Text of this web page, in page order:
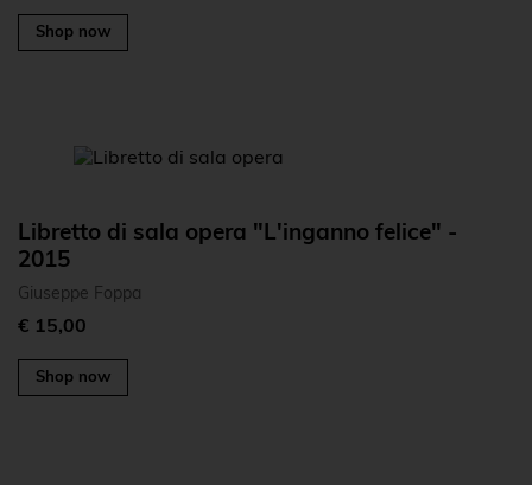
Shop now
Libretto di sala opera "L'inganno felice" -
2015
Giuseppe Foppa
€ 15,00
Shop now